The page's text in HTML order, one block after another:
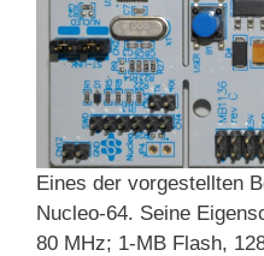
Eines der vorgestellten
Nucleo-64. Seine
80 MHz; 1-MB Flash,